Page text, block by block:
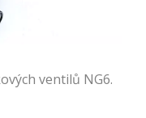
ventilů NG6.